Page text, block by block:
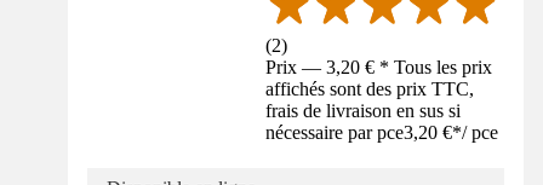
(2)
Prix — 3,20 € * Tous les prix
affichés sont des prix TTC,
frais de livraison en sus si
nécessaire par pce3,20 €*/ pce